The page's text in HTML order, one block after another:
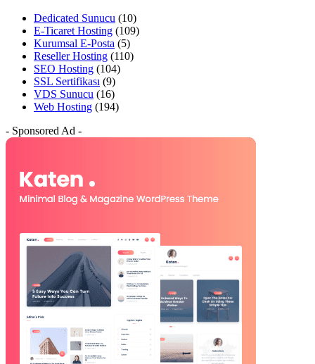
Dedicated Sunucu (10)
E-Ticaret Hosting (109)
Kurumsal E-Posta (5)
Reseller Hosting (110)
SEO Hosting (104)
SSL Sertifikası (9)
VDS Sunucu (16)
Web Hosting (194)
- Sponsored Ad -